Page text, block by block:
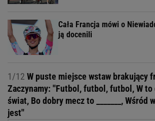
Cała Francja mówi o
ją docenili
1/12 W puste miejsce wstaw brakujący
Zaczynamy: ''Futbol, futbol, futbol, W to
świat, Bo dobry mecz to _______, Wśród
jest''